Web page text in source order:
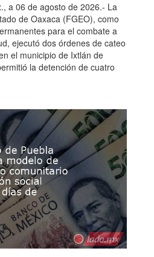
a 06 de agosto de 2026.- La
de Oaxaca (FGEO), como
para el combate a
ejecutó dos órdenes de cateo
el municipio de Ixtlán de
la detención de cuatro